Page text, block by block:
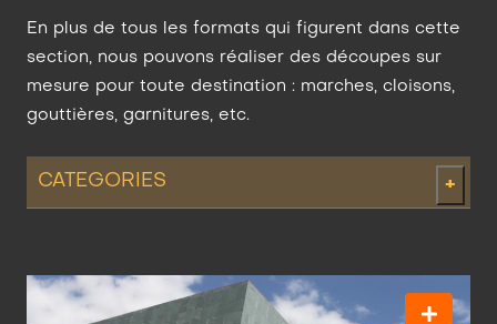
En plus de tous les formats qui figurent dans cette
section, nous pouvons réaliser des découpes sur
mesure pour toute destination : marches, cloisons,
gouttières, garnitures, etc.
CATEGORIES +